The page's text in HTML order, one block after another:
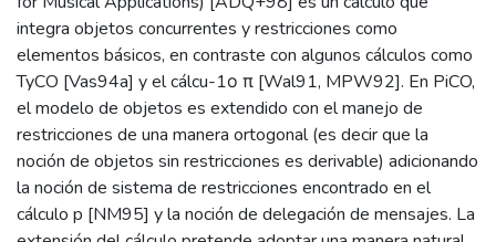
integra objetos concurrentes y restricciones como
elementos básicos, en contraste con algunos cálculos como
TyCO [Vas94a] y el cálcu-1ο π [Wal91, MPW92]. En PiCO,
el modelo de objetos es extendido con el manejo de
restricciones de una manera ortogonal (es decir que la
noción de objetos sin restricciones es derivable) adicionando
la noción de sistema de restricciones encontrado en el
cálculo p [NM95] y la noción de delegación de mensajes. La